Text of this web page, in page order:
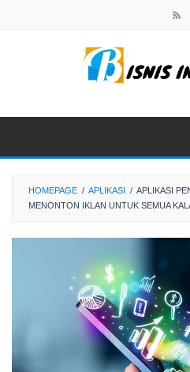
HOMEPAGE / APLIKASI / APLIKASI
MENONTON IKLAN UNTUK SEMUA